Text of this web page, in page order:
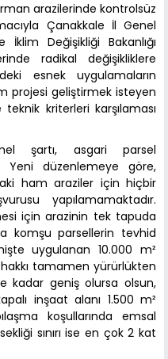
arazilerinde kontrolsüz
Çanakkale İl Genel
Değişikliği Bakanlığı
radikal değişikliklere
esnek uygulamaların
projesi geliştirmek isteyen
teknik kriterleri karşılaması
şartı, asgari parsel
Yeni düzenlemeye göre,
ham araziler için hiçbir
yapılamamaktadır.
için arazinin tek tapuda
komşu parsellerin tevhid
uygulanan 10.000 m²
tamamen yürürlükten
kadar geniş olursa olsun,
inşaat alanı 1.500 m²
koşullarında emsal
sınırı ise en çok 2 kat